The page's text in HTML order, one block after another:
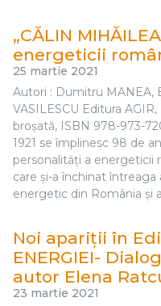
„CĂLIN
energeticii
25 martie 2021
Autori : Dumitru MANEA,
VASILESCU Editura
broșată, ISBN 978-973-
1921 se împlinesc 98 de
personalități a energeticii
care și-a închinat
energetic din România și
Noi apariții în
ENERGIEI-
autor Elena
23 martie 2021